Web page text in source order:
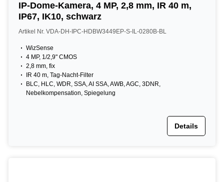
IP-Dome-Kamera, 4 MP, 2,8 mm, IR 40 m,
IP67, IK10, schwarz
Artikel Nr. VDA-DH-IPC-HDBW3449EP-S-IL-0280B-BL
WizSense
4 MP, 1/2,9" CMOS
2,8 mm, fix
IR 40 m, Tag-Nacht-Filter
BLC, HLC, WDR, SSA, AI SSA, AWB, AGC, 3DNR,
Nebelkompensation, Spiegelung
Details